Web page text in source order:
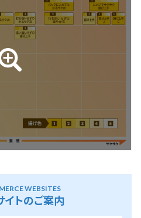
WEBSITES
イトのご案内